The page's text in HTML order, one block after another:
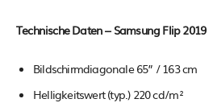
Technische Daten – Samsung Flip 2019
Bildschirmdiagonale 65” / 163 cm
Helligkeitswert (typ.) 220 cd/m²